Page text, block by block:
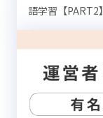
語学習【PART2】